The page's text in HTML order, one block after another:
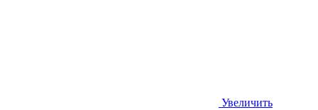
Увеличить